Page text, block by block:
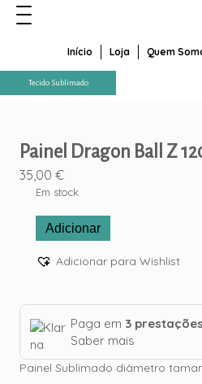
Início Loja Quem
Tecido Sublimado
Painel Dragon Ball Z
35,00 €
Em stock
Quantidade
de
Painel
Dragon
Z
120
cm
diametro
Adicionar
Adicionar para Wishlist
Paga em 3
Saber mais
Painel Sublimado diâmetro